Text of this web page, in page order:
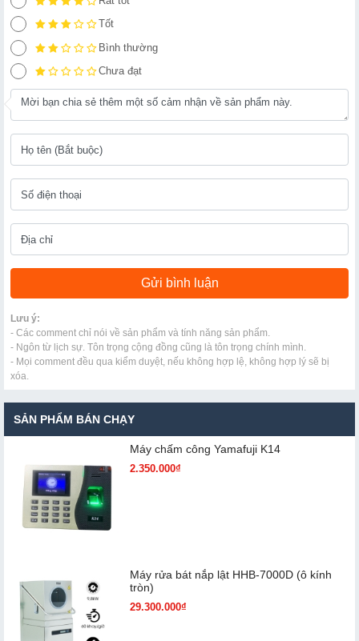
Tốt
Bình thường
Chưa đạt
Lưu ý:
- Các comment chỉ nói về sản phẩm và tính năng sản phẩm.
- Ngôn từ lịch sự. Tôn trọng cộng đồng cũng là tôn trọng chính mình.
- Mọi comment đều qua kiểm duyệt, nếu không hợp lệ, không hợp lý sẽ bị
xóa.
SẢN PHẨM BÁN CHẠY
Máy chấm cô​ng Yamafuji K14
2.350.000₫
Máy rửa bát nắp lật HHB-7000D (ô kính
tròn)
29.300.000₫